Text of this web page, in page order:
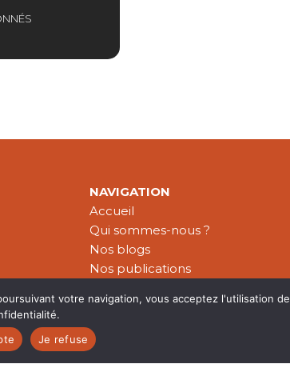
NAVIGATION
Accueil
Qui sommes-nous ?
Nos blogs
Nos publications
© 2026 Croire-Publications. Tous droits
votre navigation, vous acceptez l'utilisation
Je refuse